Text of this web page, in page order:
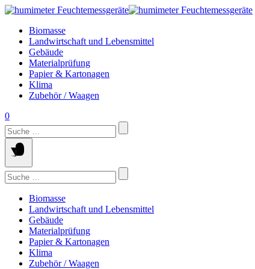
Springe
Inhalt
Biomasse
Landwirtschaft und Lebensmittel
Gebäude
Materialprüfung
Papier & Kartonagen
Klima
Zubehör / Waagen
0
Suchen
nach:
Suchen
nach:
Biomasse
Landwirtschaft und Lebensmittel
Gebäude
Materialprüfung
Papier & Kartonagen
Klima
Zubehör / Waagen